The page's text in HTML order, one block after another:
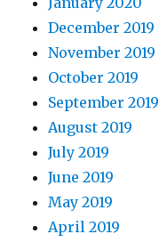
December 2019
November 2019
October 2019
September 2019
August 2019
July 2019
June 2019
May 2019
April 2019